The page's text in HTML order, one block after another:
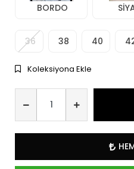
BORDO
36 38 40
Koleksiyona Ekle